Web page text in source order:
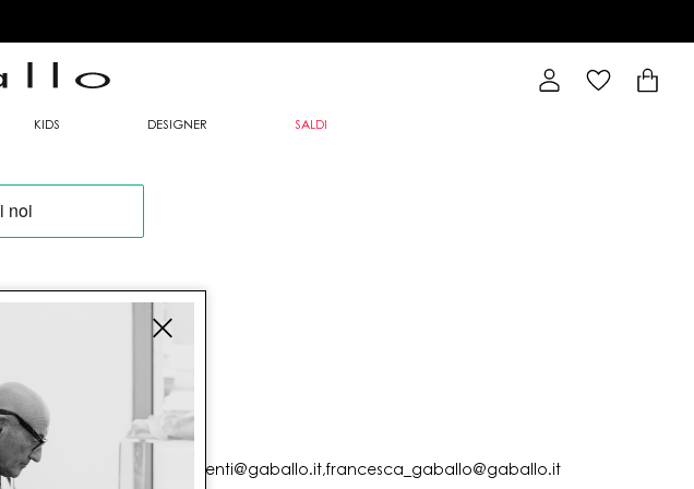
KIDS DESIGNER SALDI
presso i nostri
(RM)